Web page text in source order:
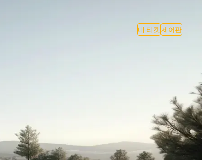
내 티켓 제어판